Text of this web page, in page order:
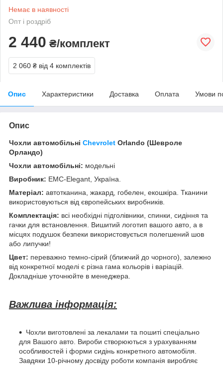
Немає в наявності
Опт і роздріб
2 440 ₴/комплект
2 060 ₴ від 4 комплектів
Опис Характеристики Доставка Оплата Умови
Опис
Чохли автомобільні Chevrolet Orlando (Шевроле
Орландо)
Чохли автомобільні: модельні
Виробник: EMC-Elegant, Україна.
Матеріал: автотканина, жакард, гобелен, екошкіра. Тканини
використовуються від європейських виробників.
Комплектація: всі необхідні підголівники, спинки, сидіння та
гачки для встановлення. Вишитий логотип вашого авто, а в
місцях подушок безпеки використовується полегшений шов
або липучки!
Цвет: переважно темно-сірий (ближчий до чорного), залежно
від конкретної моделі є різна гама кольорів і варіацій.
Докладніше уточнюйте в менеджера.
Важлива інформація:
Чохли виготовлені за лекалами та пошиті спеціально
для Вашого авто. Вироби створюються з урахуванням
особливостей і форми сидінь конкретного автомобіля.
Завдяки 10-річному досвіду роботи компанія виробляє